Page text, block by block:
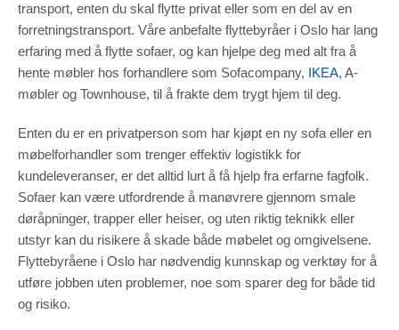
transport, enten du skal flytte privat eller som en del av en
forretningstransport. Våre anbefalte flyttebyråer i Oslo har lang
erfaring med å flytte sofaer, og kan hjelpe deg med alt fra å
hente møbler hos forhandlere som Sofacompany, IKEA, A-
møbler og Townhouse, til å frakte dem trygt hjem til deg.
Enten du er en privatperson som har kjøpt en ny sofa eller en
møbelforhandler som trenger effektiv logistikk for
kundeleveranser, er det alltid lurt å få hjelp fra erfarne fagfolk.
Sofaer kan være utfordrende å manøvrere gjennom smale
døråpninger, trapper eller heiser, og uten riktig teknikk eller
utstyr kan du risikere å skade både møbelet og omgivelsene.
Flyttebyråene i Oslo har nødvendig kunnskap og verktøy for å
utføre jobben uten problemer, noe som sparer deg for både tid
og risiko.